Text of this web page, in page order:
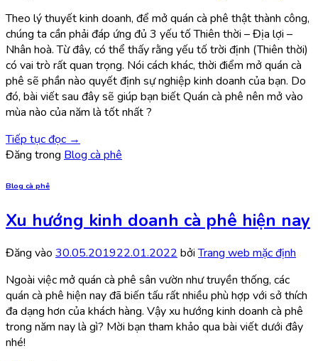
Theo lý thuyết kinh doanh, để mở quán cà phê thật thành công,
chúng ta cần phải đáp ứng đủ 3 yếu tố Thiên thời – Địa lợi –
Nhân hoà. Từ đây, có thể thấy rằng yếu tố trời định (Thiên thời)
có vai trò rất quan trọng. Nói cách khác, thời điểm mở quán cà
phê sẽ phần nào quyết định sự nghiệp kinh doanh của bạn. Do
đó, bài viết sau đây sẽ giúp bạn biết Quán cà phê nên mở vào
mùa nào của năm là tốt nhất ?
Tiếp tục đọc →
Đăng trong Blog cà phê
Blog cà phê
Xu hướng kinh doanh cà phê hiện nay
Đăng vào 30.05.201922.01.2022bởiTrang web mặc định
Ngoài việc mở quán cà phê sân vườn như truyền thống, các
quán cà phê hiện nay đã biến tấu rất nhiều phù hợp với sở thích
đa dạng hơn của khách hàng. Vậy xu hướng kinh doanh cà phê
trong năm nay là gì? Mời bạn tham khảo qua bài viết dưới đây
nhé!